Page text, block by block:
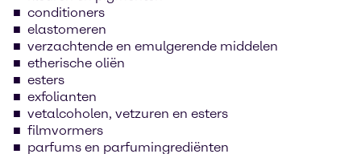
conditioners
elastomeren
verzachtende en emulgerende middelen
etherische oliën
esters
exfolianten
vetalcoholen, vetzuren en esters
filmvormers
parfums en parfumingrediënten